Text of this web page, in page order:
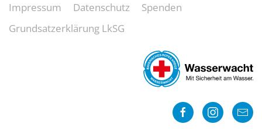
Impressum Datenschutz
Spenden
Grundsatzerklärung LkSG